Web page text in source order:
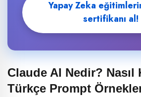
Yapay Zeka
sertifikanı al!
Claude AI Nedir? Nasıl
Türkçe Prompt